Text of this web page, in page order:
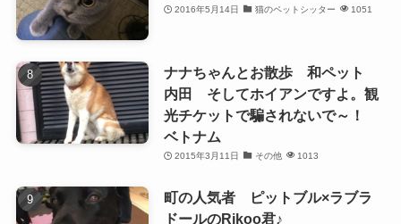
2016年5月14日 猫のペットシッター 1051
ナナちゃんとお散歩 和ペット
内田 そしてホイアンですよ。観
光チケットで騙されないで～！
ベトナム
2015年3月11日 その他 1013
町の人気者 ピットブル×ラブラ
ドールのRikoo君♪